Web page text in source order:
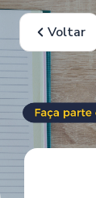
Voltar